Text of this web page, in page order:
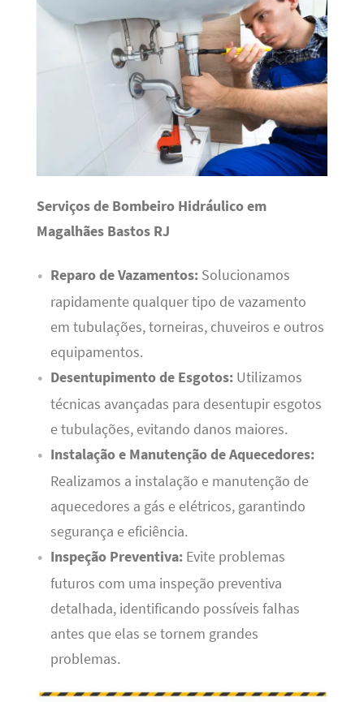
Serviços de Bombeiro Hidráulico em
Magalhães Bastos RJ
Reparo de Vazamentos:Solucionamos
rapidamente qualquer tipo de vazamento
em tubulações, torneiras, chuveiros e outros
equipamentos.
Desentupimento de Esgotos:Utilizamos
técnicas avançadas para desentupir esgotos
e tubulações, evitando danos maiores.
Instalação e Manutenção de Aquecedores:
Realizamos a instalação e manutenção de
aquecedores a gás e elétricos, garantindo
segurança e eficiência.
Inspeção Preventiva:Evite problemas
futuros com uma inspeção preventiva
detalhada, identificando possíveis falhas
antes que elas se tornem grandes
problemas.